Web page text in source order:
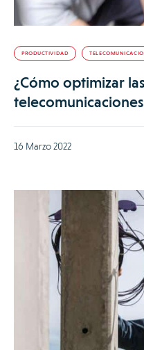
PRODUCTIVIDAD
¿Cómo optimizar
16 Marzo 2022